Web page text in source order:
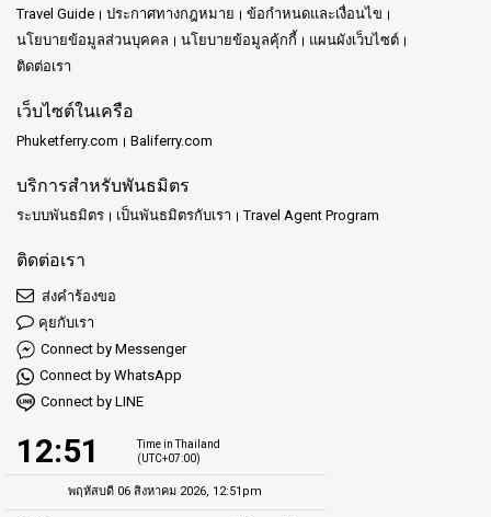
Travel Guide
ประกาศทางกฎหมาย
ข้อกำหนดและเงื่อนไข
นโยบายข้อมูลส่วนบุคคล
นโยบายข้อมูลคุ้กกี้
แผนผังเว็บไซต์
ติดต่อเรา
เว็บไซต์ในเครือ
Phuketferry.com Baliferry.com
บริการสำหรับพันธมิตร
ระบบพันธมิตร เป็นพันธมิตรกับเรา Travel Agent Program
ติดต่อเรา
ส่งคำร้องขอ
คุยกับเรา
Connect by Messenger
Connect by WhatsApp
Connect by LINE
12:51
Time in Thailand
(UTC+07:00)
พฤหัสบดี 06 สิงหาคม 2026, 12:51pm